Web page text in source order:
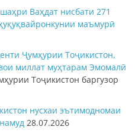
Ваҳдат нисбати 271
маъмурӣ
Ҷумҳурии Тоҷикистон,
миллат муҳтарам Эмомалӣ
Тоҷикистон баргузор
нусхаи эътимодномаи
28.07.2026